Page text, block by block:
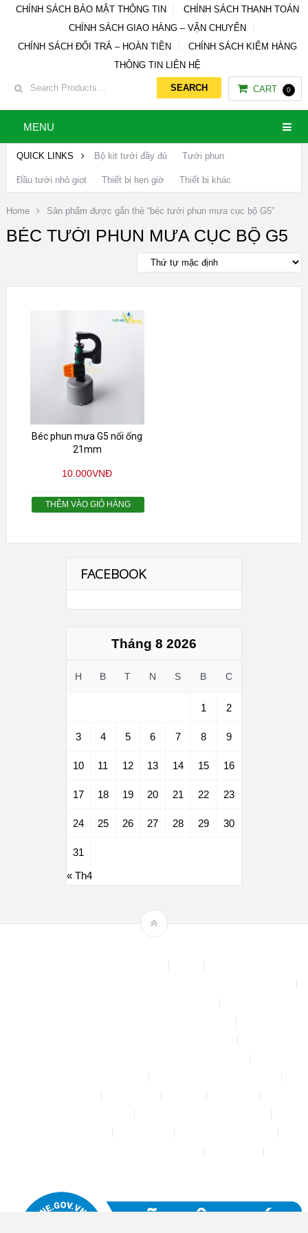
CHÍNH SÁCH BẢO MẬT THÔNG TIN
CHÍNH SÁCH THANH TOÁN
CHÍNH SÁCH GIAO HÀNG – VẬN CHUYỂN
CHÍNH SÁCH ĐỔI TRẢ – HOÀN TIỀN
CHÍNH SÁCH KIỂM HÀNG
THÔNG TIN LIÊN HỆ
CART 0
MENU
QUICK LINKS Bộ kit tưới đầy đủ Tưới phun
Đầu tưới nhỏ giọt Thiết bị hẹn giờ Thiết bị khác
Home Sản phẩm được gắn thẻ “béc tưới phun mưa cục bộ G5”
BÉC TƯỚI PHUN MƯA CỤC BỘ G5
Béc phun mưa G5 nối ống
21mm
10.000VNĐ
THÊM VÀO GIỎ HÀNG
FACEBOOK
Tháng 8 2026
H B T N S B C
1 2
3 4 5 6 7 8 9
10 11 12 13 14 15 16
17 18 19 20 21 22 23
24 25 26 27 28 29 30
31
« Th4